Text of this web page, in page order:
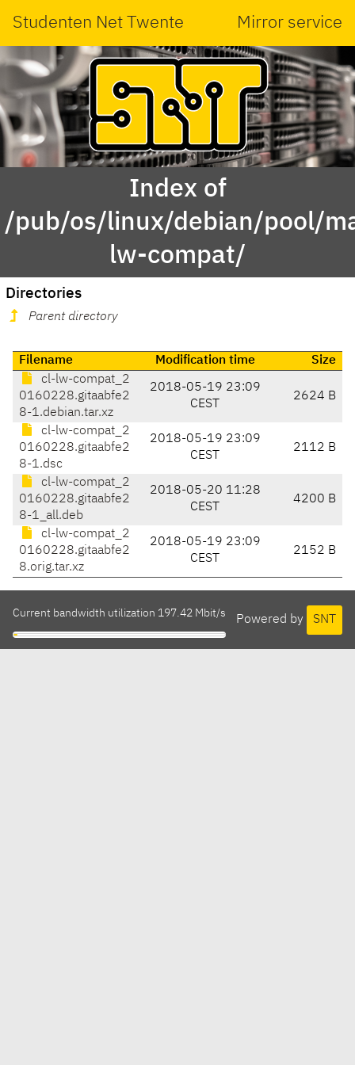
Studenten Net Twente Mirror service
Index of
/pub/os/linux/debian/pool/
lw-compat/
Directories
Parent directory
Filename Modification time
Size
cl-lw-compat_2
0160228.gitaabfe2
8-1.debian.tar.xz
2018-05-19 23:09
CEST
2624 B
cl-lw-compat_2
0160228.gitaabfe2
8-1.dsc
2018-05-19 23:09
CEST
2112 B
cl-lw-compat_2
0160228.gitaabfe2
8-1_all.deb
2018-05-20 11:28
CEST
4200 B
cl-lw-compat_2
0160228.gitaabfe2
8.orig.tar.xz
2018-05-19 23:09
CEST
2152 B
Powered by SNT
Current bandwidth utilization 197.42 Mbit/s